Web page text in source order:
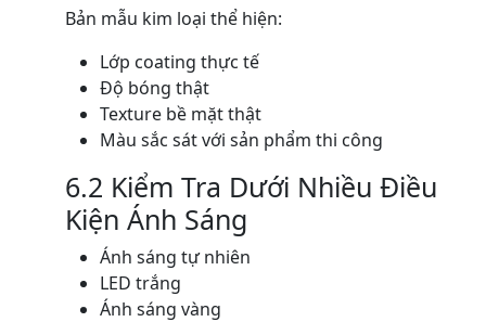
Bản mẫu kim loại thể hiện:
Lớp coating thực tế
Độ bóng thật
Texture bề mặt thật
Màu sắc sát với sản phẩm thi công
6.2 Kiểm Tra Dưới Nhiều Điều
Kiện Ánh Sáng
Ánh sáng tự nhiên
LED trắng
Ánh sáng vàng